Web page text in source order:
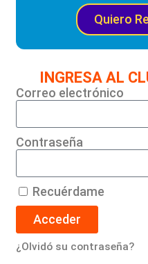
Quiero
INGRESA AL
Correo electrónico
Contraseña
Recuérdame
Acceder
¿Olvidó su contraseña?